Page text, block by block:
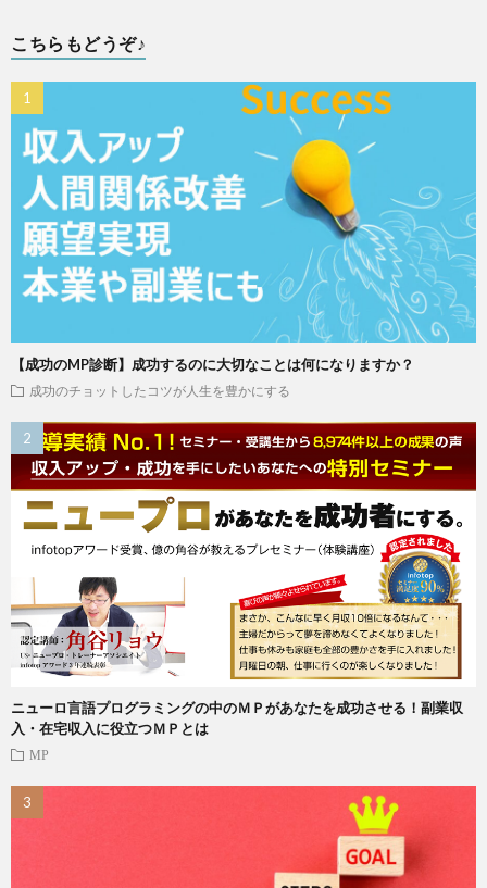
こちらもどうぞ♪
【成功のMP診断】成功するのに大切なことは何になりますか？
成功のチョットしたコツが人生を豊かにする
ニューロ言語プログラミングの中のＭＰがあなたを成功させる！副業収
入・在宅収入に役立つＭＰとは
MP